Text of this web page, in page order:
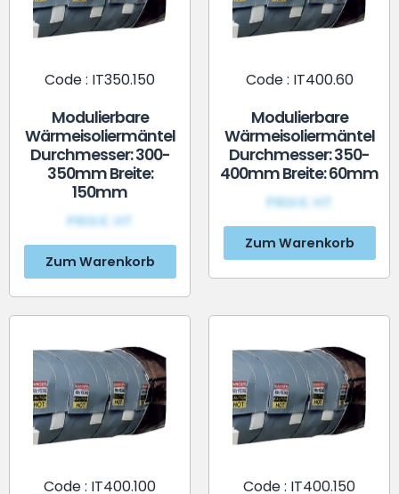
Code : IT350.150
Modulierbare
Wärmeisoliermäntel
Durchmesser: 300-
350mm Breite:
150mm
PRIX€ HT
Zum Warenkorb
Code : IT400.60
Modulierbare
Wärmeisoliermäntel
Durchmesser: 350-
400mm Breite: 60mm
PRIX€ HT
Zum Warenkorb
Code : IT400.100 Code : IT400.150